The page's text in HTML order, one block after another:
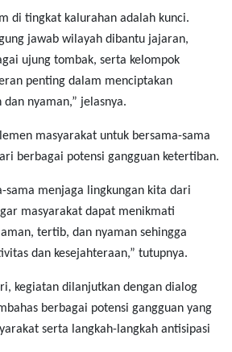
di tingkat kalurahan adalah kunci.
jawab wilayah dibantu jajaran,
ujung tombak, serta kelompok
penting dalam menciptakan
nyaman,” jelasnya.
masyarakat untuk bersama-sama
berbagai potensi gangguan ketertiban.
sama menjaga lingkungan kita dari
masyarakat dapat menikmati
tertib, dan nyaman sehingga
dan kesejahteraan,” tutupnya.
kegiatan dilanjutkan dengan dialog
berbagai potensi gangguan yang
serta langkah-langkah antisipasi